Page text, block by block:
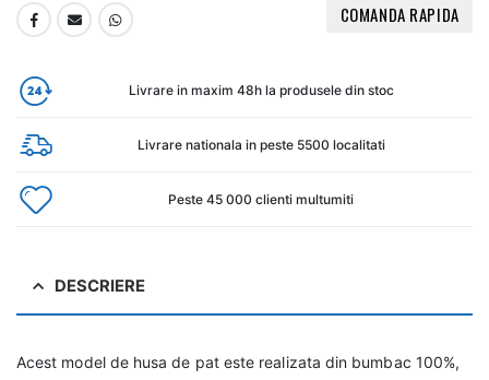
COMANDA RAPIDA
Livrare in maxim 48h la produsele din stoc
Livrare nationala in peste 5500 localitati
Peste 45 000 clienti multumiti
DESCRIERE
Acest model de husa de pat este realizata din bumbac 100%,